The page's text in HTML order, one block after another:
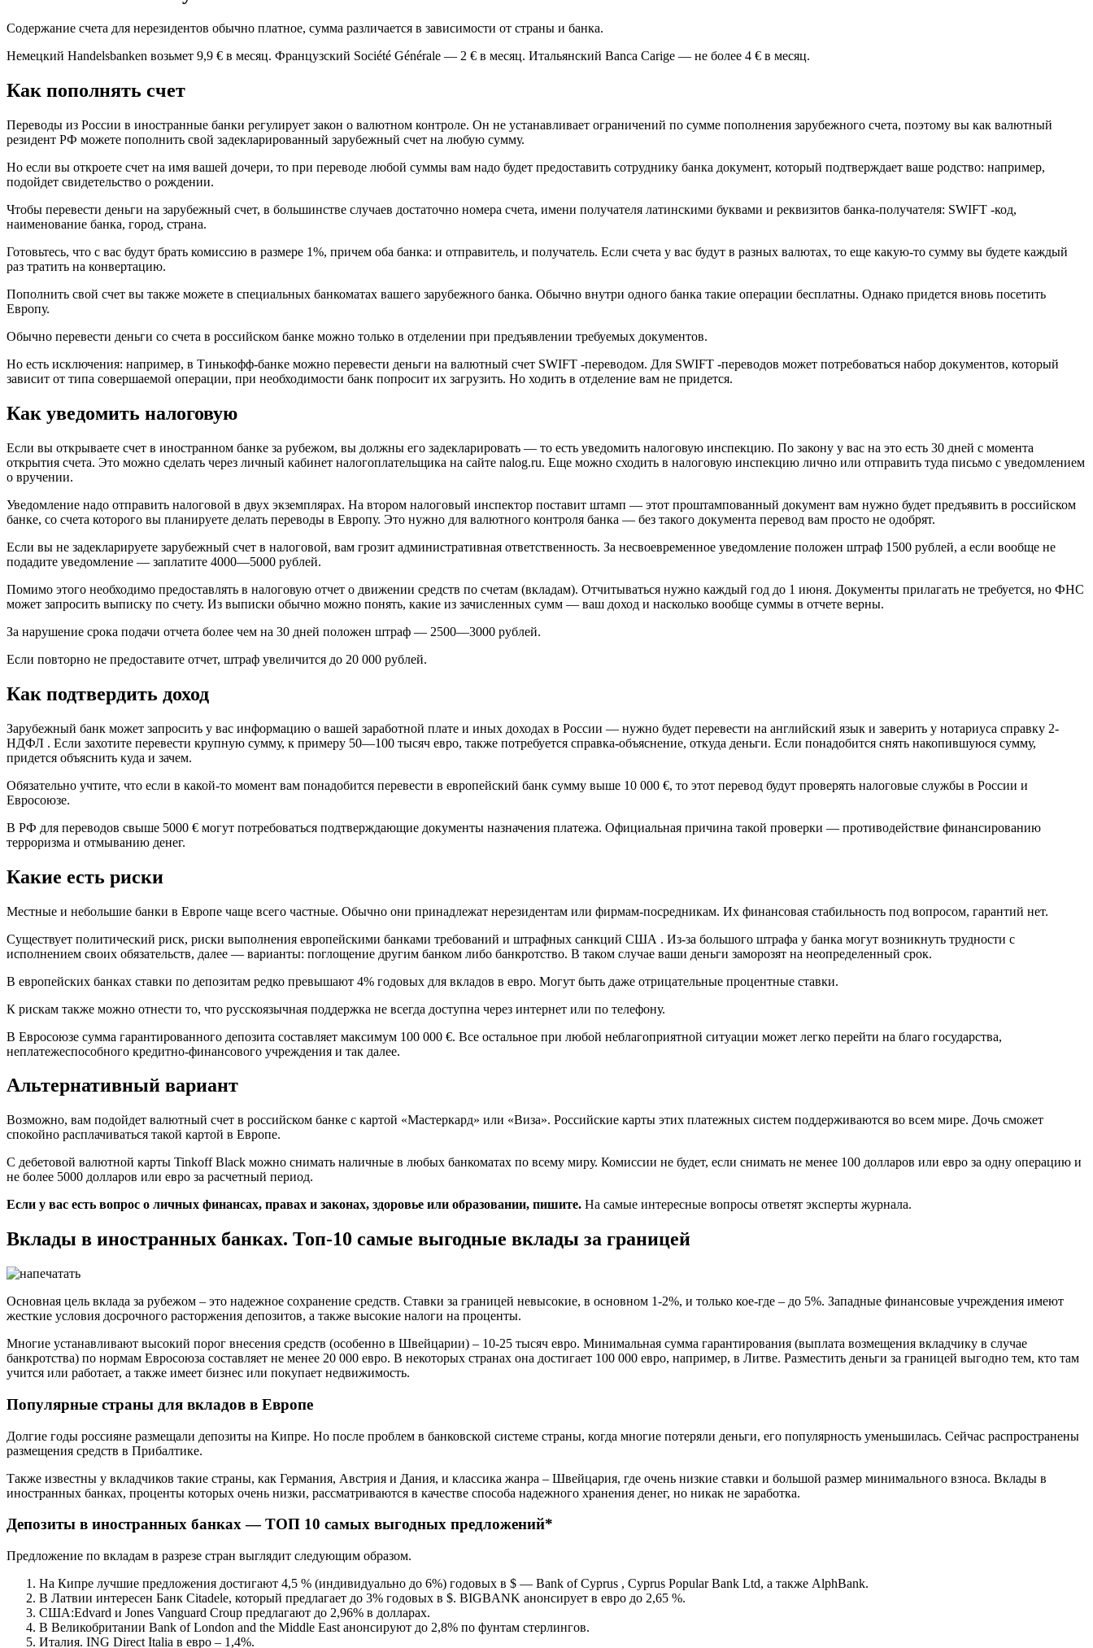
Содержание счета для нерезидентов обычно платное, сумма различается в зависимости от страны и банка.
Немецкий Handelsbanken возьмет 9,9 € в месяц. Французский Société Générale — 2 € в месяц. Итальянский Banca Carige — не более 4 € в месяц.
Как пополнять счет
Переводы из России в иностранные банки регулирует закон о валютном контроле. Он не устанавливает ограничений по сумме пополнения зарубежного счета, поэтому вы как валютный
резидент РФ можете пополнить свой задекларированный зарубежный счет на любую сумму.
Но если вы откроете счет на имя вашей дочери, то при переводе любой суммы вам надо будет предоставить сотруднику банка документ, который подтверждает ваше родство: например,
подойдет свидетельство о рождении.
Чтобы перевести деньги на зарубежный счет, в большинстве случаев достаточно номера счета, имени получателя латинскими буквами и реквизитов банка-получателя: SWIFT -код,
наименование банка, город, страна.
Готовьтесь, что с вас будут брать комиссию в размере 1%, причем оба банка: и отправитель, и получатель. Если счета у вас будут в разных валютах, то еще какую-то сумму вы будете каждый
раз тратить на конвертацию.
Пополнить свой счет вы также можете в специальных банкоматах вашего зарубежного банка. Обычно внутри одного банка такие операции бесплатны. Однако придется вновь посетить
Европу.
Обычно перевести деньги со счета в российском банке можно только в отделении при предъявлении требуемых документов.
Но есть исключения: например, в Тинькофф-банке можно перевести деньги на валютный счет SWIFT -переводом. Для SWIFT -переводов может потребоваться набор документов, который
зависит от типа совершаемой операции, при необходимости банк попросит их загрузить. Но ходить в отделение вам не придется.
Как уведомить налоговую
Если вы открываете счет в иностранном банке за рубежом, вы должны его задекларировать — то есть уведомить налоговую инспекцию. По закону у вас на это есть 30 дней с момента
открытия счета. Это можно сделать через личный кабинет налогоплательщика на сайте nalog.ru. Еще можно сходить в налоговую инспекцию лично или отправить туда письмо с уведомлением
о вручении.
Уведомление надо отправить налоговой в двух экземплярах. На втором налоговый инспектор поставит штамп — этот проштампованный документ вам нужно будет предъявить в российском
банке, со счета которого вы планируете делать переводы в Европу. Это нужно для валютного контроля банка — без такого документа перевод вам просто не одобрят.
Если вы не задекларируете зарубежный счет в налоговой, вам грозит административная ответственность. За несвоевременное уведомление положен штраф 1500 рублей, а если вообще не
подадите уведомление — заплатите 4000—5000 рублей.
Помимо этого необходимо предоставлять в налоговую отчет о движении средств по счетам (вкладам). Отчитываться нужно каждый год до 1 июня. Документы прилагать не требуется, но ФНС
может запросить выписку по счету. Из выписки обычно можно понять, какие из зачисленных сумм — ваш доход и насколько вообще суммы в отчете верны.
За нарушение срока подачи отчета более чем на 30 дней положен штраф — 2500—3000 рублей.
Если повторно не предоставите отчет, штраф увеличится до 20 000 рублей.
Как подтвердить доход
Зарубежный банк может запросить у вас информацию о вашей заработной плате и иных доходах в России — нужно будет перевести на английский язык и заверить у нотариуса справку 2-
НДФЛ . Если захотите перевести крупную сумму, к примеру 50—100 тысяч евро, также потребуется справка-объяснение, откуда деньги. Если понадобится снять накопившуюся сумму,
придется объяснить куда и зачем.
Обязательно учтите, что если в какой-то момент вам понадобится перевести в европейский банк сумму выше 10 000 €, то этот перевод будут проверять налоговые службы в России и
Евросоюзе.
В РФ для переводов свыше 5000 € могут потребоваться подтверждающие документы назначения платежа. Официальная причина такой проверки — противодействие финансированию
терроризма и отмыванию денег.
Какие есть риски
Местные и небольшие банки в Европе чаще всего частные. Обычно они принадлежат нерезидентам или фирмам-посредникам. Их финансовая стабильность под вопросом, гарантий нет.
Существует политический риск, риски выполнения европейскими банками требований и штрафных санкций США . Из-за большого штрафа у банка могут возникнуть трудности с
исполнением своих обязательств, далее — варианты: поглощение другим банком либо банкротство. В таком случае ваши деньги заморозят на неопределенный срок.
В европейских банках ставки по депозитам редко превышают 4% годовых для вкладов в евро. Могут быть даже отрицательные процентные ставки.
К рискам также можно отнести то, что русскоязычная поддержка не всегда доступна через интернет или по телефону.
В Евросоюзе сумма гарантированного депозита составляет максимум 100 000 €. Все остальное при любой неблагоприятной ситуации может легко перейти на благо государства,
неплатежеспособного кредитно-финансового учреждения и так далее.
Альтернативный вариант
Возможно, вам подойдет валютный счет в российском банке с картой «Мастеркард» или «Виза». Российские карты этих платежных систем поддерживаются во всем мире. Дочь сможет
спокойно расплачиваться такой картой в Европе.
С дебетовой валютной карты Tinkoff Black можно снимать наличные в любых банкоматах по всему миру. Комиссии не будет, если снимать не менее 100 долларов или евро за одну операцию и
не более 5000 долларов или евро за расчетный период.
Если у вас есть вопрос о личных финансах, правах и законах, здоровье или образовании, пишите. На самые интересные вопросы ответят эксперты журнала.
Вклады в иностранных банках. Топ-10 самые выгодные вклады за границей
Основная цель вклада за рубежом – это надежное сохранение средств. Ставки за границей невысокие, в основном 1-2%, и только кое-где – до 5%. Западные финансовые учреждения имеют
жесткие условия досрочного расторжения депозитов, а также высокие налоги на проценты.
Многие устанавливают высокий порог внесения средств (особенно в Швейцарии) – 10-25 тысяч евро. Минимальная сумма гарантирования (выплата возмещения вкладчику в случае
банкротства) по нормам Евросоюза составляет не менее 20 000 евро. В некоторых странах она достигает 100 000 евро, например, в Литве. Разместить деньги за границей выгодно тем, кто там
учится или работает, а также имеет бизнес или покупает недвижимость.
Популярные страны для вкладов в Европе
Долгие годы россияне размещали депозиты на Кипре. Но после проблем в банковской системе страны, когда многие потеряли деньги, его популярность уменьшилась. Сейчас распространены
размещения средств в Прибалтике.
Также известны у вкладчиков такие страны, как Германия, Австрия и Дания, и классика жанра – Швейцария, где очень низкие ставки и большой размер минимального взноса. Вклады в
иностранных банках, проценты которых очень низки, рассматриваются в качестве способа надежного хранения денег, но никак не заработка.
Депозиты в иностранных банках — ТОП 10 самых выгодных предложений*
Предложение по вкладам в разрезе стран выглядит следующим образом.
На Кипре лучшие предложения достигают 4,5 % (индивидуально до 6%) годовых в $ — Bank of Cyprus , Cyprus Popular Bank Ltd, а также AlphBank.
В Латвии интересен Банк Citadele, который предлагает до 3% годовых в $. BIGBANK анонсирует в евро до 2,65 %.
США:Edvard и Jones Vanguard Croup предлагают до 2,96% в долларах.
В Великобритании Bank of London and the Middle East анонсируют до 2,8% по фунтам стерлингов.
Италия. ING Direct Italia в евро – 1,4%.